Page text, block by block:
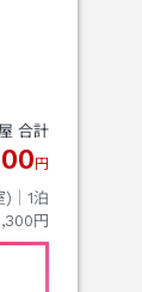
合計
円
｜ 1泊
円